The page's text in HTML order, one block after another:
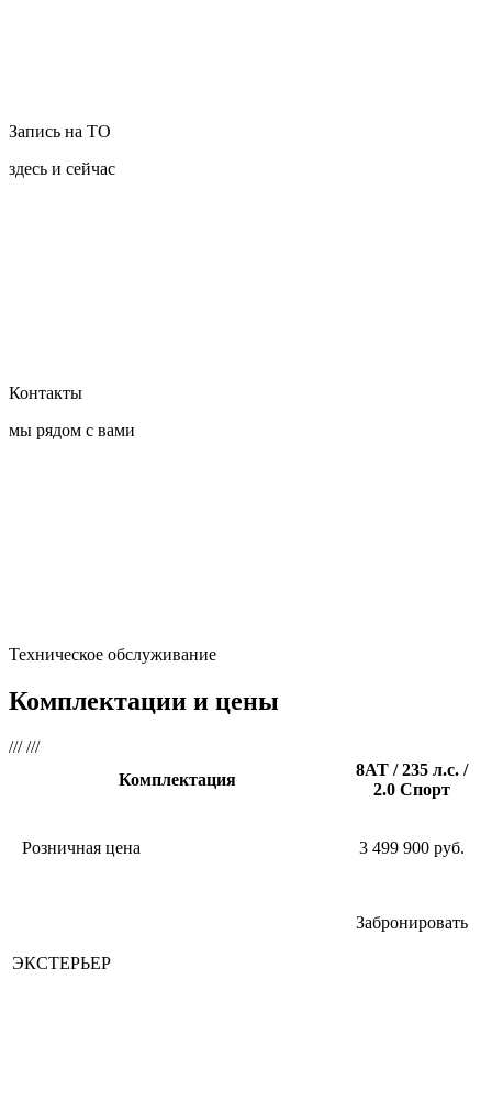
Запись на ТО
здесь и сейчас
Контакты
мы рядом с вами
Техническое обслуживание
Комплектации и цены
/// ///
Комплектация
8AT / 235 л.с. /
2.0 Спорт
Розничная цена 3 499 900 руб.
Забронировать
ЭКСТЕРЬЕР